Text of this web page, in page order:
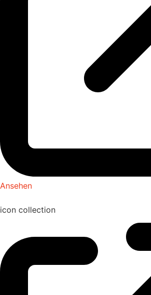
Ansehen
icon collection